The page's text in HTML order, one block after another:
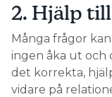
om hemmafix
i bostäder och
rekommenderar
underhåll men
2. Hjälp
Många frågor
ingen åka ut och
det korrekta,
vidare på